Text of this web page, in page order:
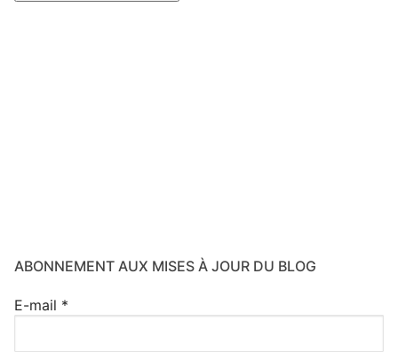
ABONNEMENT AUX MISES À JOUR DU BLOG
E-mail *